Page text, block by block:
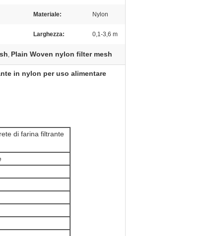
Materiale: Nylon
Larghezza: 0,1-3,6 m
, Plain Woven nylon filter mesh
in nylon per uso alimentare
di farina filtrante